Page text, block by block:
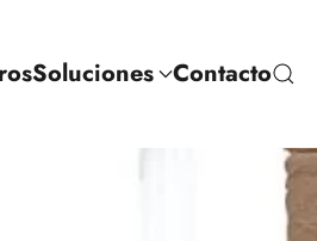
Soluciones Contacto